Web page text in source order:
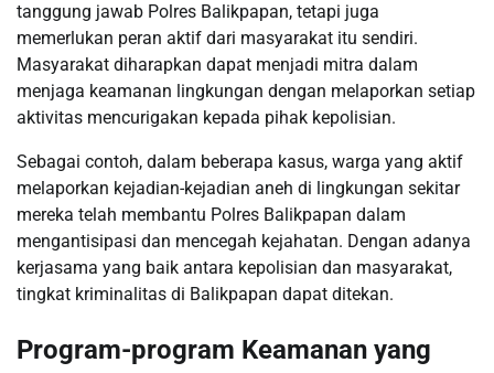
tanggung jawab Polres Balikpapan, tetapi juga
memerlukan peran aktif dari masyarakat itu sendiri.
Masyarakat diharapkan dapat menjadi mitra dalam
menjaga keamanan lingkungan dengan melaporkan setiap
aktivitas mencurigakan kepada pihak kepolisian.
Sebagai contoh, dalam beberapa kasus, warga yang aktif
melaporkan kejadian-kejadian aneh di lingkungan sekitar
mereka telah membantu Polres Balikpapan dalam
mengantisipasi dan mencegah kejahatan. Dengan adanya
kerjasama yang baik antara kepolisian dan masyarakat,
tingkat kriminalitas di Balikpapan dapat ditekan.
Program-program Keamanan yang